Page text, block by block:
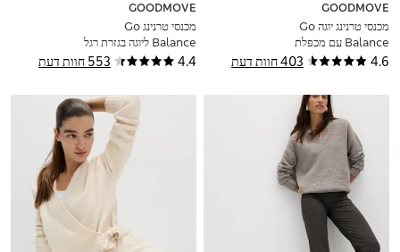
4.6 403 חוות דעת
GOODMOVE
מכנסי טרנינג יוגה Go
Balance עם מכפלת
קרסול צרה
4.4 553 חוות דעת
GOODMOVE
מכנסי טרנינג Go
Balance ליוגה בגזרת רגל
ישרה